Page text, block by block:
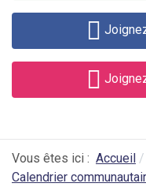
Vous êtes ici : Accueil
Calendrier